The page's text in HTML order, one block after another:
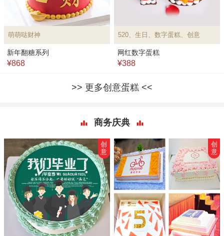
萌萌哒财神
新年翻糖系列
¥868
520、生日、数字蛋糕、创意
网红数字蛋糕
¥388
更多创意蛋糕
商务庆典
创
意
创
意